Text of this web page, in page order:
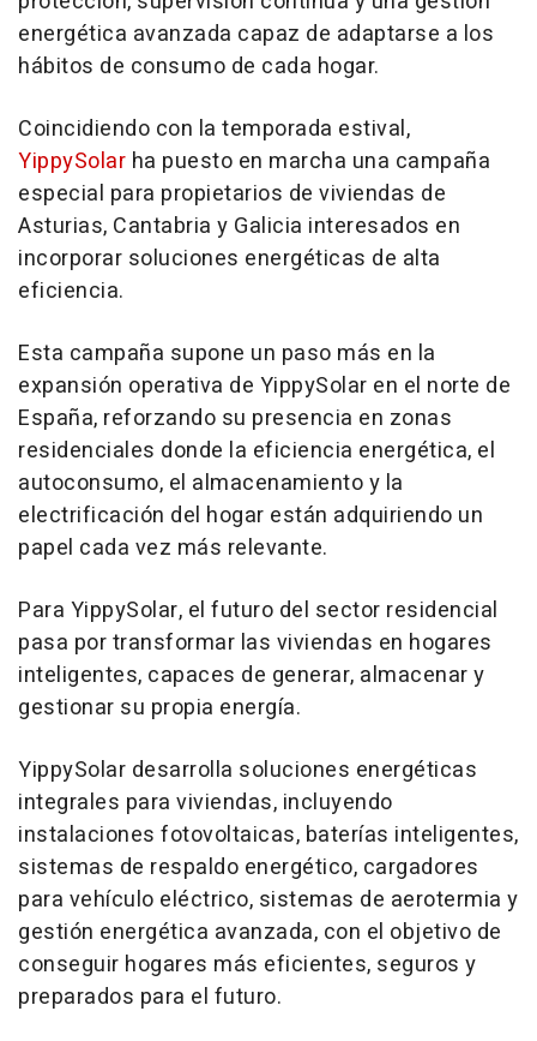
energética avanzada capaz de adaptarse a los
hábitos de consumo de cada hogar.
Coincidiendo con la temporada estival,
YippySolar ha puesto en marcha una campaña
especial para propietarios de viviendas de
Asturias, Cantabria y Galicia interesados en
incorporar soluciones energéticas de alta
eficiencia.
Esta campaña supone un paso más en la
expansión operativa de YippySolar en el norte de
España, reforzando su presencia en zonas
residenciales donde la eficiencia energética, el
autoconsumo, el almacenamiento y la
electrificación del hogar están adquiriendo un
papel cada vez más relevante.
Para YippySolar, el futuro del sector residencial
pasa por transformar las viviendas en hogares
inteligentes, capaces de generar, almacenar y
gestionar su propia energía.
YippySolar desarrolla soluciones energéticas
integrales para viviendas, incluyendo
instalaciones fotovoltaicas, baterías inteligentes,
sistemas de respaldo energético, cargadores
para vehículo eléctrico, sistemas de aerotermia y
gestión energética avanzada, con el objetivo de
conseguir hogares más eficientes, seguros y
preparados para el futuro.